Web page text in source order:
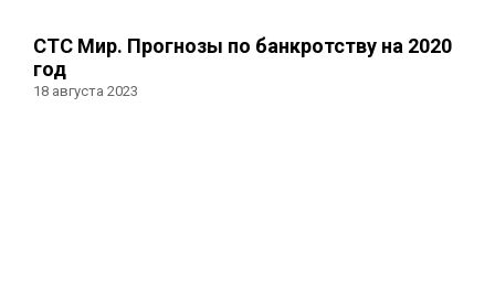
СТС Мир. Прогнозы по банкротству на 2020
год
18 августа 2023